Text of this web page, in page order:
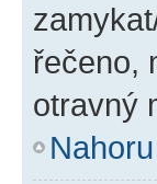
řečeno,
otravný
Nahoru